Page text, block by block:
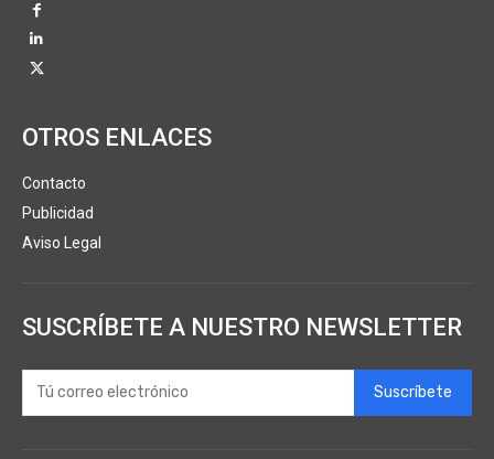
OTROS ENLACES
Contacto
Publicidad
Aviso Legal
SUSCRÍBETE A NUESTRO NEWSLETTER
Suscríbete